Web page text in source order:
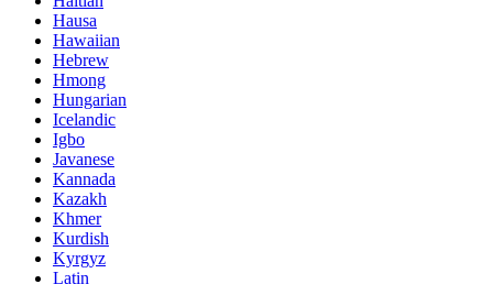
Hausa
Hawaiian
Hebrew
Hmong
Hungarian
Icelandic
Igbo
Javanese
Kannada
Kazakh
Khmer
Kurdish
Kyrgyz
Latin